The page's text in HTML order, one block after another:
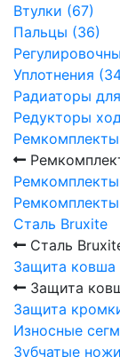
Втулки (67)
Пальцы (36)
Уплотнения
Радиаторы
Редукторы
Ремкомплекты
Сталь Bruxite
Сталь
Защита ковша
Защита
Защита
Износные
Зубчатые